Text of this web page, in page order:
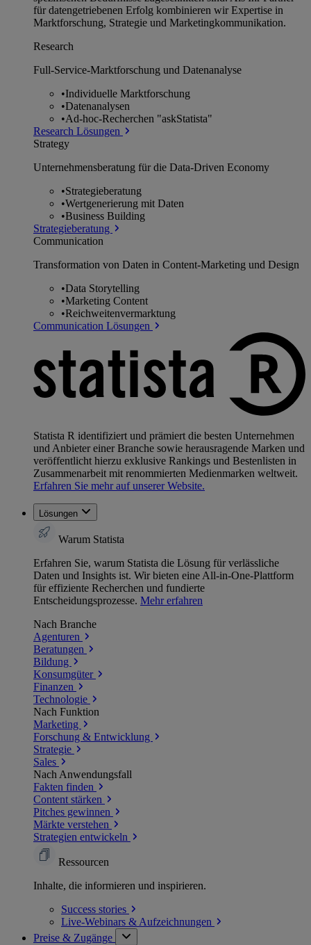
für datengetriebenen Erfolg kombinieren wir Expertise in
Marktforschung, Strategie und Marketingkommunikation.
Research
Full-Service-Marktforschung und Datenanalyse
•Individuelle Marktforschung
•Datenanalysen
•Ad-hoc-Recherchen "askStatista"
Research Lösungen
Strategy
Unternehmens­beratung für die Data-Driven Economy
•Strategieberatung
•Wertgenerierung mit Daten
•Business Building
Strategieberatung
Communication
Transformation von Daten in Content-Marketing und Design
•Data Storytelling
•Marketing Content
•Reichweitenvermarktung
Communication Lösungen
Statista R identifiziert und prämiert die besten Unternehmen
und Anbieter einer Branche sowie herausragende Marken und
veröffentlicht hierzu exklusive Rankings und Bestenlisten in
Zusammenarbeit mit renommierten Medienmarken weltweit.
Erfahren Sie mehr auf unserer Website.
Lösungen
Warum Statista
Erfahren Sie, warum Statista die Lösung für verlässliche
Daten und Insights ist. Wir bieten eine All-in-One-Plattform
für effiziente Recherchen und fundierte
Entscheidungsprozesse. Mehr erfahren
Nach Branche
Agenturen
Beratungen
Bildung
Konsumgüter
Finanzen
Technologie
Nach Funktion
Marketing
Forschung & Entwicklung
Strategie
Sales
Nach Anwendungsfall
Fakten finden
Content stärken
Pitches gewinnen
Märkte verstehen
Strategien entwickeln
Ressourcen
Inhalte, die informieren und inspirieren.
Success stories
Live-Webinars & Aufzeichnungen
Preise & Zugänge